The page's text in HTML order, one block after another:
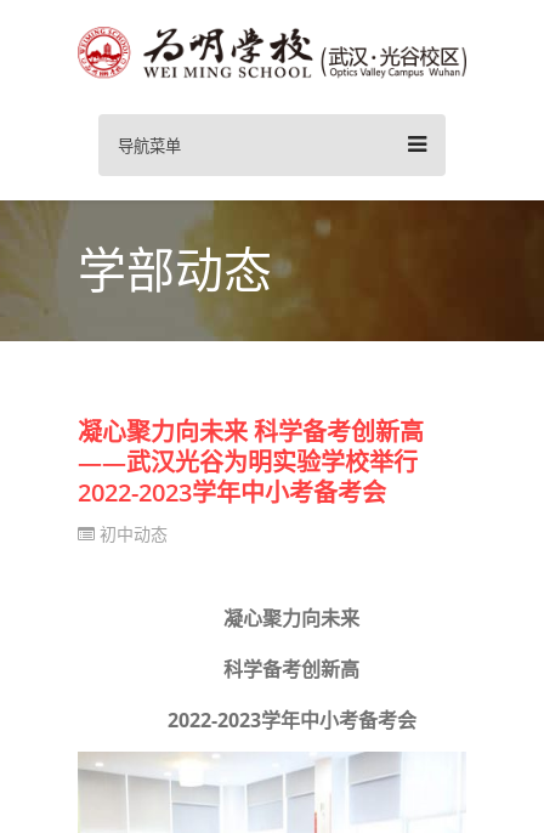
导航菜单
学部动态
凝心聚力向未来 科学备考创新高
——武汉光谷为明实验学校举行
2022-2023学年中小考备考会
初中动态
凝心聚力向未来
科学备考创新高
2022-2023学年中小考备考会